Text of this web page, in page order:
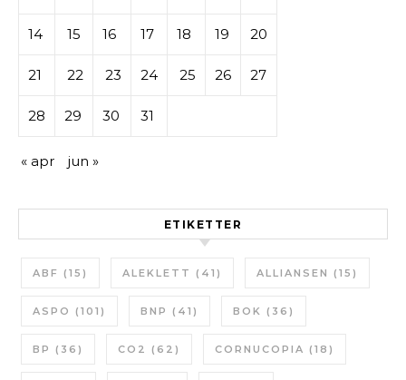
14 15 16 17 18 19 20
21 22 23 24 25 26 27
28 29 30 31
« apr jun »
ETIKETTER
ABF (15) ALEKLETT (41) ALLIANSEN (15)
ASPO (101) BNP (41) BOK (36)
BP (36) CO2 (62) CORNUCOPIA (18)